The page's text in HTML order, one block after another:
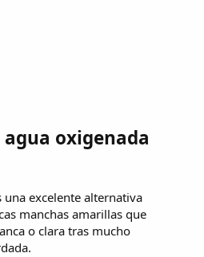
agua oxigenada
una excelente alternativa
manchas amarillas que
o clara tras mucho